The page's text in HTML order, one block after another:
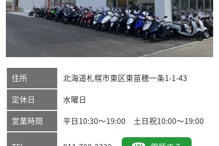
住所 北海道札幌市東区東苗穂一条1-1-43
定休日
水曜日
営業時間
平日10:30～19:00 土日祝10:00～19:00